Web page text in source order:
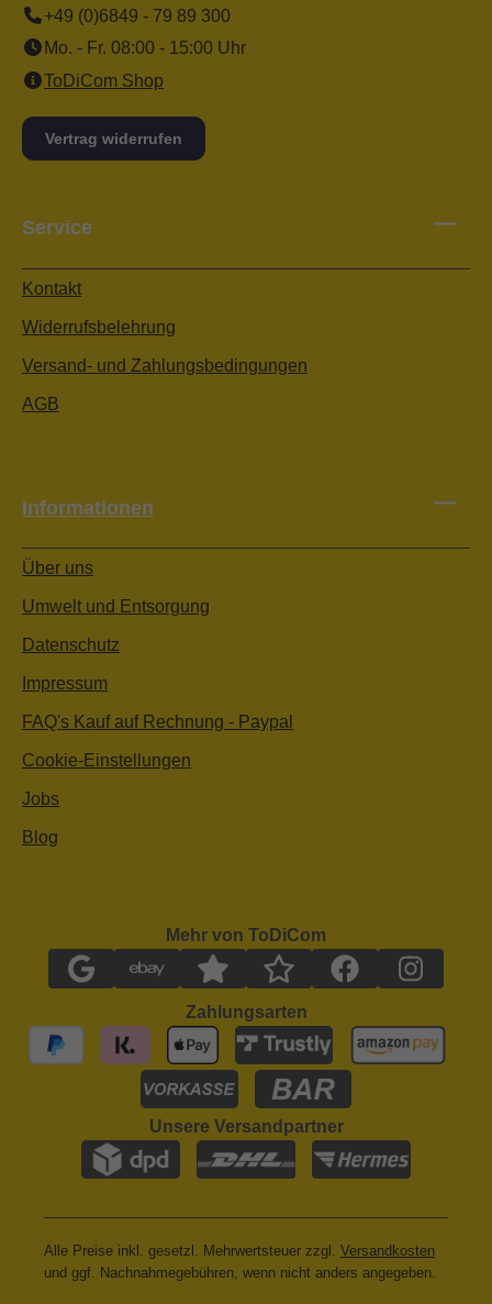
+49 (0)6849 - 79 89 300
Mo. - Fr. 08:00 - 15:00 Uhr
ToDiCom Shop
Vertrag widerrufen
Service
Kontakt
Widerrufsbelehrung
Versand- und Zahlungsbedingungen
AGB
Informationen
Über uns
Umwelt und Entsorgung
Datenschutz
Impressum
FAQ's Kauf auf Rechnung - Paypal
Cookie-Einstellungen
Jobs
Blog
Mehr von ToDiCom
Zahlungsarten
Unsere Versandpartner
Alle Preise inkl. gesetzl. Mehrwertsteuer zzgl. Versandkosten
und ggf. Nachnahmegebühren, wenn nicht anders angegeben.